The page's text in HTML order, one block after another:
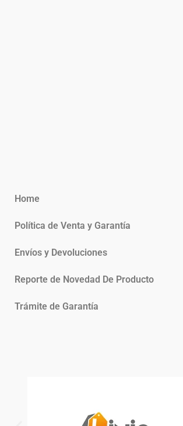
Home
Política de Venta y Garantía
Envíos y Devoluciones
Reporte de Novedad De Producto
Trámite de Garantía